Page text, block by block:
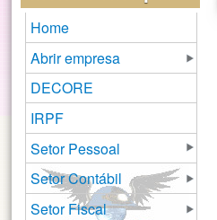
Home
Abrir empresa
DECORE
IRPF
Setor Pessoal
Setor Contábil
Setor Fiscal